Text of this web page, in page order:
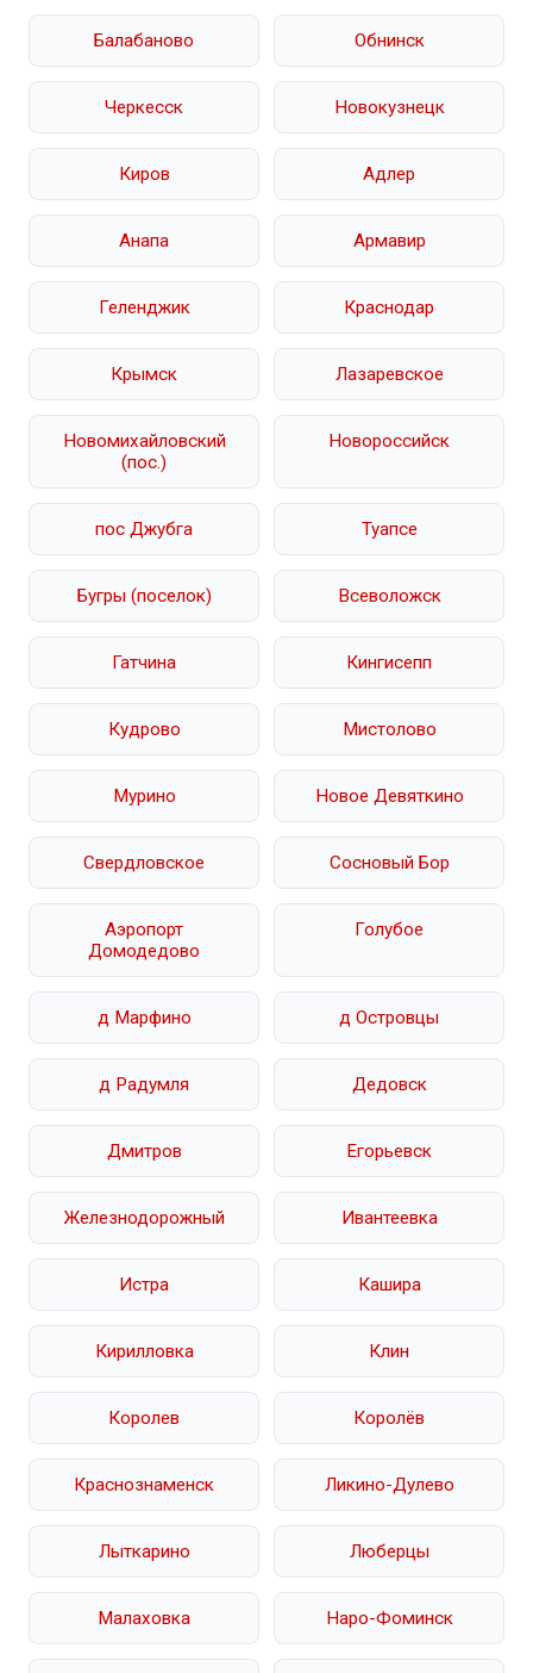
Балабаново Обнинск
Черкесск Новокузнецк
Киров Адлер
Анапа Армавир
Геленджик Краснодар
Крымск Лазаревское
Новомихайловский
(пос.)
Новороссийск
пос Джубга Туапсе
Бугры (поселок) Всеволожск
Гатчина Кингисепп
Кудрово Мистолово
Мурино Новое Девяткино
Свердловское Сосновый Бор
Аэропорт
Домодедово
Голубое
д Марфино д Островцы
д Радумля Дедовск
Дмитров Егорьевск
Железнодорожный Ивантеевка
Истра Кашира
Кирилловка Клин
Королев Королёв
Краснознаменск Ликино-Дулево
Лыткарино Люберцы
Малаховка Наро-Фоминск